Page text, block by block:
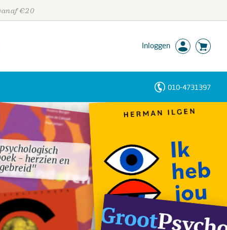
€20
Inloggen
010-4731397
- herzien en
- herzien en
Personen
Trefwoorden